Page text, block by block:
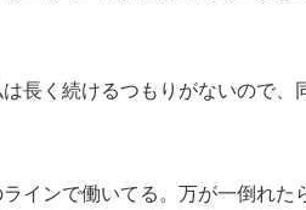
長く続けるつもりがないので、
インで働いてる。万が一倒れた